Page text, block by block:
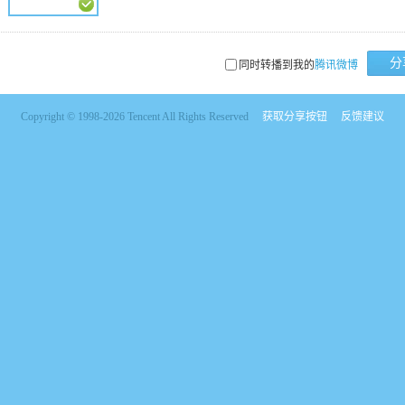
同时转播到我的腾讯微博 分
Copyright © 1998-2026 Tencent All Rights Reserved 获取分享按钮 反馈建议